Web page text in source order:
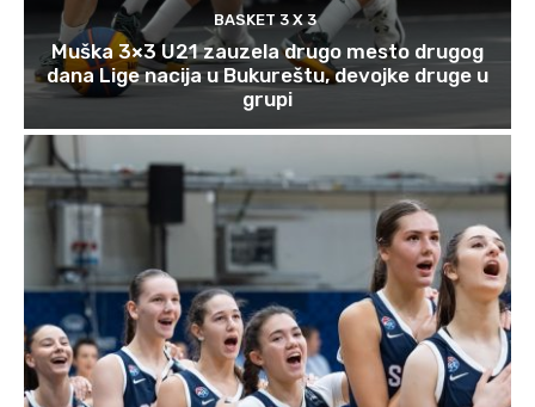
BASKET 3 X 3
Muška 3×3 U21 zauzela drugo mesto drugog
dana Lige nacija u Bukureštu, devojke druge u
grupi